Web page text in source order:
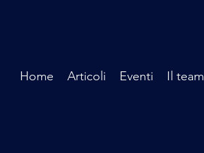
Home Articoli Eventi Il team